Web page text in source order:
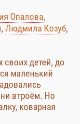
Опалова,
, Людмила Козуб,
детей, до
маленький
втроём. Но
коварная